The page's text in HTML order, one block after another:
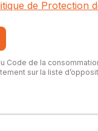
de Protection
Code de la
sur la liste